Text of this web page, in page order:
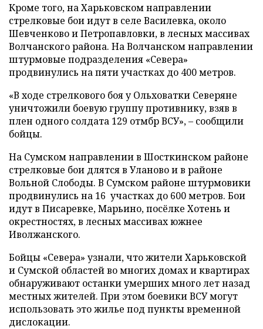
Кроме того, на Харьковском направлении
стрелковые бои идут в селе Василевка, около
Шевченково и Петропавловки, в лесных массивах
Волчанского района. На Волчанском направлении
штурмовые подразделения «Севера»
продвинулись на пяти участках до 400 метров.
«В ходе стрелкового боя у Ольховатки Северяне
уничтожили боевую группу противнику, взяв в
плен одного солдата 129 отмбр ВСУ», – сообщили
бойцы.
На Сумском направлении в Шосткинском районе
стрелковые бои длятся в Уланово и в районе
Вольной Слободы. В Сумском районе штурмовики
продвинулись на 16 участках до 600 метров. Бои
идут в Писаревке, Марьино, посёлке Хотень и
окрестностях, в лесных массивах южнее
Иволжанского.
Бойцы «Севера» узнали, что жители Харьковской
и Сумской областей во многих домах и квартирах
обнаруживают останки умерших много лет назад
местных жителей. При этом боевики ВСУ могут
использовать это жилье под пункты временной
дислокации.